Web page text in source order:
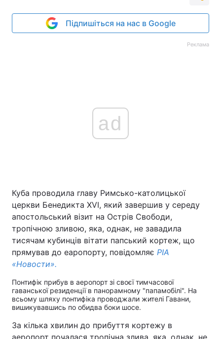
Підпишіться на нас в Google
Реклама
ad
Куба проводила главу Римсько-католицької
церкви Бенедикта XVI, який завершив у середу
апостольський візит на Острів Свободи,
тропічною зливою, яка, однак, не завадила
тисячам кубинців вітати папський кортеж, що
прямував до еаропорту, повідомляє РІА
«Новости».
Понтифік прибув в аеропорт зі своєї тимчасової
гаванської резиденції в панорамному "папамобілі". На
всьому шляху понтифіка проводжали жителі Гавани,
вишикувавшись по обидва боки шосе.
За кілька хвилин до прибуття кортежу в
аеропорт почалася тропічна злива, яка, однак, не